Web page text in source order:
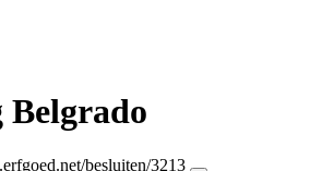
besluiten/3213